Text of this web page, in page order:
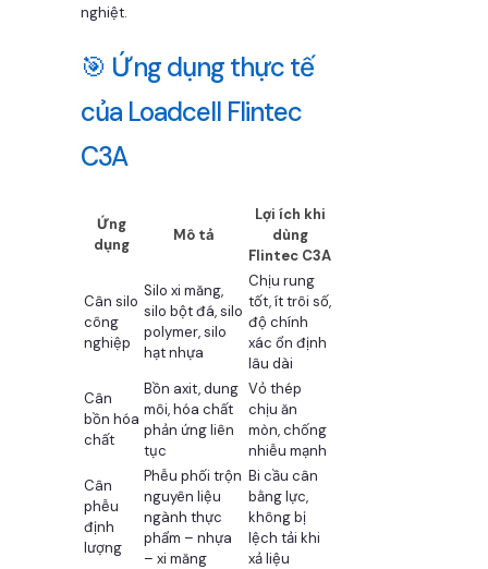
nghiệt.
🎯 Ứng dụng thực tế
của Loadcell Flintec
C3A
Ứng
dụng
Mô tả
Lợi ích khi
dùng
Flintec C3A
Cân silo
công
nghiệp
Silo xi măng,
silo bột đá, silo
polymer, silo
hạt nhựa
Chịu rung
tốt, ít trôi số,
độ chính
xác ổn định
lâu dài
Cân
bồn hóa
chất
Bồn axit, dung
môi, hóa chất
phản ứng liên
tục
Vỏ thép
chịu ăn
mòn, chống
nhiễu mạnh
Cân
phễu
định
lượng
Phễu phối trộn
nguyên liệu
ngành thực
phẩm – nhựa
– xi măng
Bi cầu cân
bằng lực,
không bị
lệch tải khi
xả liệu